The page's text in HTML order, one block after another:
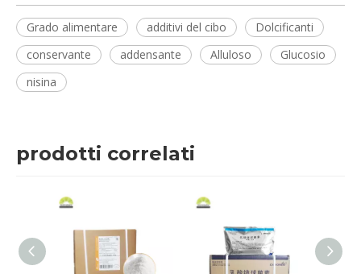
Grado alimentare additivi del cibo
Dolcificanti
conservante
addensante Alluloso
Glucosio
nisina
prodotti correlati